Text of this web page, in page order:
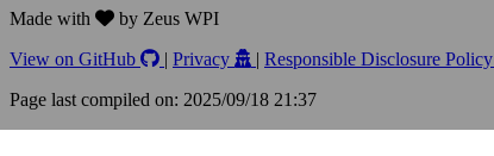
−
Made with
by Zeus WPI
View on GitHub
| Privacy | Responsible Disclosure Policy
Page last compiled on: 2025/09/18 21:37